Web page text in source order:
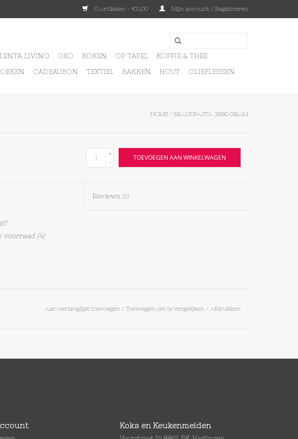
0 Artikelen - €0,00 Mijn account / Registreren
LENTA LIVING OXO KOKEN OP TAFEL
KOFFIE & THEE
CADEAUBON TEXTIEL BAKKEN HOUT OLIEFLESSEN
HOME / BRANDPASTA 3X80 GRAM
+
-
TOEVOEGEN AAN WINKELWAGEN
Reviews (0)
voorraad(4)
Aan verlanglijst toevoegen/ Toevoegen om te vergelijken / Afdrukken
Koks en Keukenmeiden